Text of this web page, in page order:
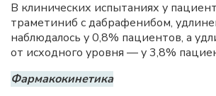
В клинических испытаниях у
траметиниб с дабрафенибом,
наблюдалось у 0,8% пациентов, а
от исходного уровня — у 3,8%
Фармакокинетика